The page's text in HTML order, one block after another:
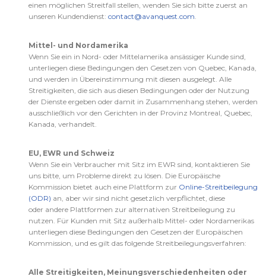
einen möglichen Streitfall stellen, wenden Sie sich bitte zuerst an
unseren Kundendienst: contact@avanquest.com.
Mittel- und Nordamerika
Wenn Sie ein in Nord- oder Mittelamerika ansässiger Kunde sind,
unterliegen diese Bedingungen den Gesetzen von Quebec, Kanada,
und werden in Übereinstimmung mit diesen ausgelegt. Alle
Streitigkeiten, die sich aus diesen Bedingungen oder der Nutzung
der Dienste ergeben oder damit in Zusammenhang stehen, werden
ausschließlich vor den Gerichten in der Provinz Montreal, Quebec,
Kanada, verhandelt.
EU, EWR und Schweiz
Wenn Sie ein Verbraucher mit Sitz im EWR sind, kontaktieren Sie
uns bitte, um Probleme direkt zu lösen. Die Europäische
Kommission bietet auch eine Plattform zur Online-Streitbeilegung
(ODR) an, aber wir sind nicht gesetzlich verpflichtet, diese
oder andere Plattformen zur alternativen Streitbeilegung zu
nutzen. Für Kunden mit Sitz außerhalb Mittel- oder Nordamerikas
unterliegen diese Bedingungen den Gesetzen der Europäischen
Kommission, und es gilt das folgende Streitbeilegungsverfahren:
Alle Streitigkeiten, Meinungsverschiedenheiten oder